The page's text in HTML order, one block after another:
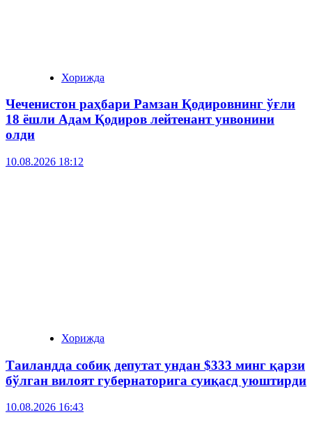
Хорижда
Чеченистон раҳбари Рамзан Қодировнинг ўғли
18 ёшли Адам Қодиров лейтенант унвонини
олди
10.08.2026 18:12
Хорижда
Таиландда собиқ депутат ундан $333 минг қарзи
бўлган вилоят губернаторига суиқасд уюштирди
10.08.2026 16:43